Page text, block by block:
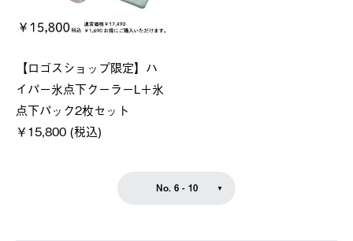
【ロゴスショップ限定】ハ
イパー氷点下クーラーL＋氷
点下パック2枚セット
￥15,800 (税込)
No. 6 - 10